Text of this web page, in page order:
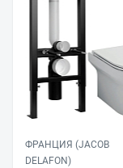
ФРАНЦИЯ (JACOB
DELAFON)